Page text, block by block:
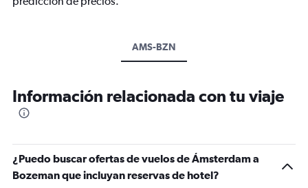
AMS-BZN
Información relacionada con tu viaje
¿Puedo buscar ofertas de vuelos de Ámsterdam a
Bozeman que incluyan reservas de hotel?